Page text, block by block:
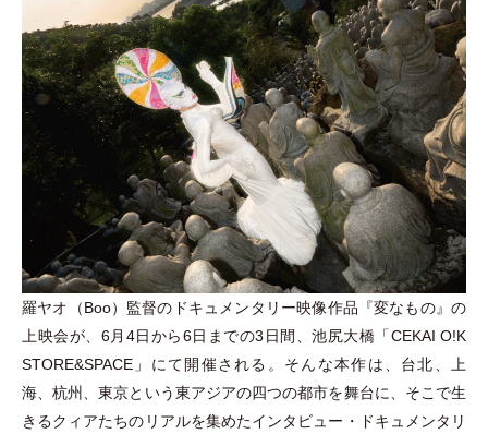
羅ヤオ （Boo） 監督のドキュメンタリー映像作品『変なもの』の
上映会が、6月4日から6日までの3日間、池尻大橋 「CEKAI O!K
STORE&SPACE 」 にて開催される。そんな本作は、台北、上
海、杭州、東京という東アジアの四つの都市を舞台に、そこで生
きるクィアたちのリアルを集めたインタビュー ・
ドキュメンタリ